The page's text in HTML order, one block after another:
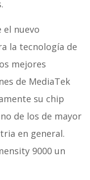
el nuevo
la tecnología de
mejores
de MediaTek
su chip
de los de mayor
en general.
9000 un